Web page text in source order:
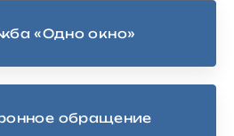
«Одно окно»
обращение